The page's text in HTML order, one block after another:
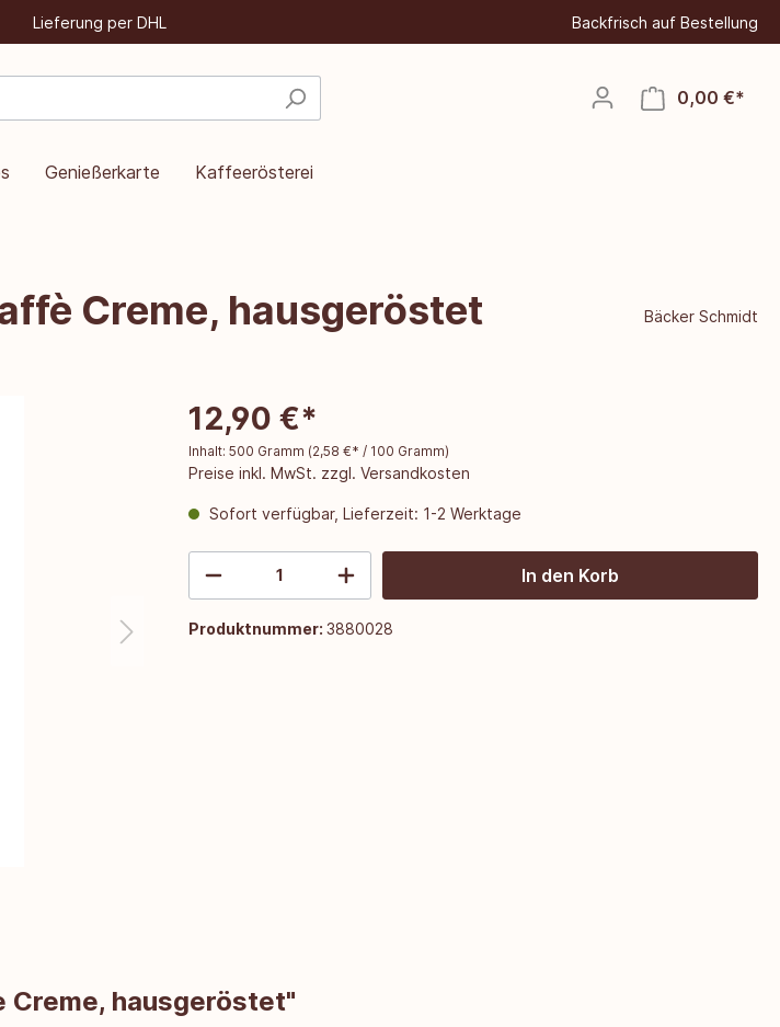
Lieferung per DHL Backfrisch auf Bestellung
0,00 €*
Genießerkarte Kaffeerösterei
Creme, hausgeröstet Bäcker Schmidt
12,90 €*
Inhalt: 500 Gramm (2,58 €* / 100 Gramm)
Preise inkl. MwSt. zzgl. Versandkosten
Sofort verfügbar, Lieferzeit: 1-2 Werktage
In den Korb
Produktnummer: 3880028
hausgeröstet"